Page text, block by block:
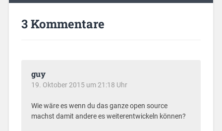
3 Kommentare
guy
19. Oktober 2015 um 21:18 Uhr
Wie wäre es wenn du das ganze open source
machst damit andere es weiterentwickeln können?